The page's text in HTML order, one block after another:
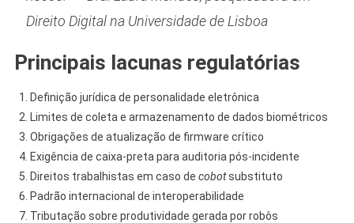
Direito Digital na Universidade de Lisboa
Principais lacunas regulatórias
Definição jurídica de personalidade eletrônica
Limites de coleta e armazenamento de dados biométricos
Obrigações de atualização de firmware crítico
Exigência de caixa-preta para auditoria pós-incidente
Direitos trabalhistas em caso de cobotsubstituto
Padrão internacional de interoperabilidade
Tributação sobre produtividade gerada por robôs